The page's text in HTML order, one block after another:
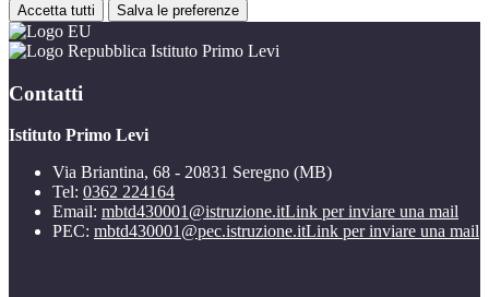
Accetta tutti Salva le preferenze
Istituto Primo Levi
Contatti
Istituto Primo Levi
Via Briantina, 68 - 20831 Seregno (MB)
Tel: 0362 224164
Email: mbtd430001@istruzione.itLink per inviare una mail
PEC: mbtd430001@pec.istruzione.itLink per inviare una mail